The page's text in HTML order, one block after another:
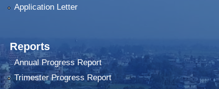
Application Letter
Reports
Annual Progress Report
Trimester Progress Report